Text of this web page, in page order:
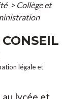
> Collège et
légale et